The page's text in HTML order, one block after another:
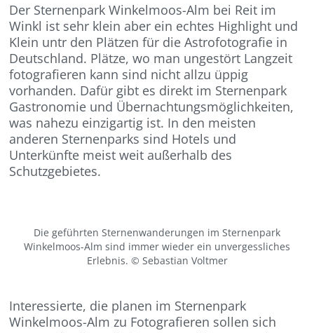
Der Sternenpark Winkelmoos-Alm bei Reit im
Winkl ist sehr klein aber ein echtes Highlight und
Klein untr den Plätzen für die Astrofotografie in
Deutschland. Plätze, wo man ungestört Langzeit
fotografieren kann sind nicht allzu üppig
vorhanden. Dafür gibt es direkt im Sternenpark
Gastronomie und Übernachtungsmöglichkeiten,
was nahezu einzigartig ist. In den meisten
anderen Sternenparks sind Hotels und
Unterkünfte meist weit außerhalb des
Schutzgebietes.
Die geführten Sternenwanderungen im Sternenpark
Winkelmoos-Alm sind immer wieder ein unvergessliches
Erlebnis. © Sebastian Voltmer
Interessierte, die planen im Sternenpark
Winkelmoos-Alm zu Fotografieren sollen sich